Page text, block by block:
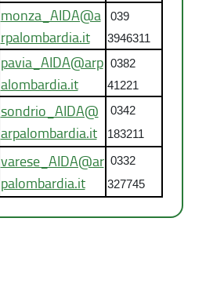
monza_AIDA@a
rpalombardia.it
039
3946311
pavia_AIDA@arp
alombardia.it
0382
41221
sondrio_AIDA@
arpalombardia.it
0342
183211
varese_AIDA@ar
palombardia.it
0332
327745